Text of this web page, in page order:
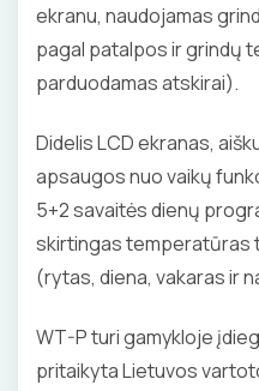
ekranu, naudojamas
pagal patalpos ir grindų
parduodamas atskirai).
Didelis LCD ekranas,
apsaugos nuo vaikų
5+2 savaitės dienų
skirtingas temperatūras
(rytas, diena, vakaras ir
WT-P turi gamykloje
pritaikyta Lietuvos